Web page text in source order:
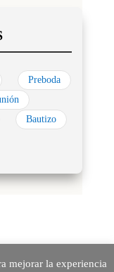
Preboda
Bautizo
mejorar la experiencia